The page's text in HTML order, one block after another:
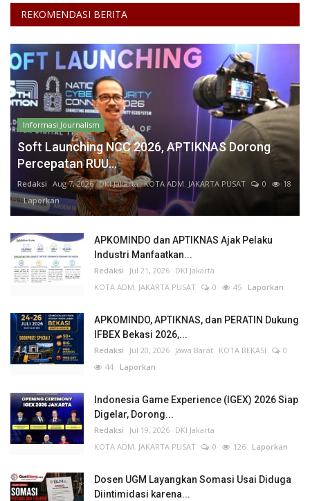
REKOMENDASI BERITA
Informasi Journalism
Soft Launching NCC 2026, APTIKNAS Dorong
Percepatan RUU...
Redaksi Aug 7, 2026 DKI Jakarta KOTA ADM. JAKARTA PUSAT 0
18
Laporkan
APKOMINDO dan APTIKNAS Ajak Pelaku
Industri Manfaatkan...
Redaksi Jul 21, 2026 DKI Jakarta
KOTA ADM. JAKARTA PUSAT
0 45 Laporkan
APKOMINDO, APTIKNAS, dan PERATIN Dukung
IFBEX Bekasi 2026,...
Redaksi Jul 20, 2026 Jawa Barat KOTA BEKASI
0
44 Laporkan
Indonesia Game Experience (IGEX) 2026 Siap
Digelar, Dorong...
Redaksi Jul 19, 2026 DKI Jakarta
KOTA ADM. JAKARTA PUSAT
0 126 Laporkan
Dosen UGM Layangkan Somasi Usai Diduga
Diintimidasi karena...